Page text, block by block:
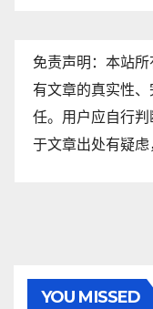
免责声明：本站
有文章的真实性
任。用户应自行
于文章出处有疑
YOU MISSED